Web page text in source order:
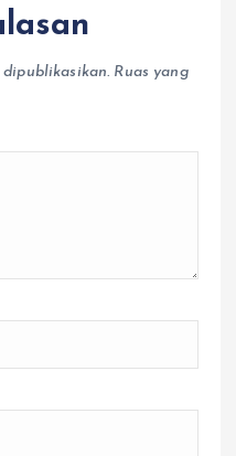
Ruas yang